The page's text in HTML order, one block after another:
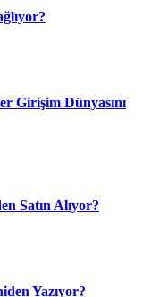
Girişim Dünyasını
Satın Alıyor?
Yazıyor?